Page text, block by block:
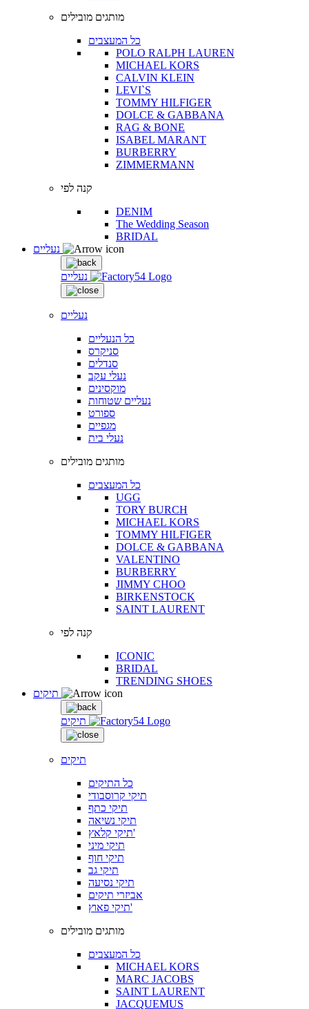
מותגים מובילים
כל המעצבים
POLO RALPH LAUREN
MICHAEL KORS
CALVIN KLEIN
LEVI`S
TOMMY HILFIGER
DOLCE & GABBANA
RAG & BONE
ISABEL MARANT
BURBERRY
ZIMMERMANN
קנה לפי
DENIM
The Wedding Season
BRIDAL
נעליים
נעליים
כל הנעליים
סניקרס
סנדלים
נעלי עקב
מוקסינים
נעליים שטוחות
ספורט
מגפיים
נעלי בית
מותגים מובילים
כל המעצבים
UGG
TORY BURCH
MICHAEL KORS
TOMMY HILFIGER
DOLCE & GABBANA
VALENTINO
BURBERRY
JIMMY CHOO
BIRKENSTOCK
SAINT LAURENT
קנה לפי
ICONIC
BRIDAL
TRENDING SHOES
תיקים
תיקים
כל התיקים
תיקי קרוסבודי
תיקי כתף
תיקי נשיאה
תיקי קלאץ'
תיקי מיני
תיקי חוף
תיקי גב
תיקי נסיעה
אביזרי תיקים
תיקי פאוץ'
מותגים מובילים
כל המעצבים
MICHAEL KORS
MARC JACOBS
SAINT LAURENT
JACQUEMUS